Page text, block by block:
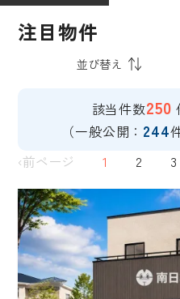
注目物件
該当件数250
（一般公開： 244
‹前ページ
1 2 3